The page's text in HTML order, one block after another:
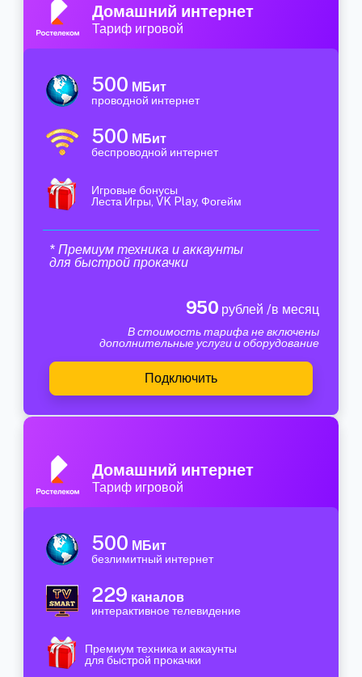
Домашний интернет
Тариф игровой
500 МБит
проводной интернет
500 МБит
беспроводной интернет
Игровые бонусы
Леста Игры, VK Play, Фогейм
* Премиум техника и аккаунты
для быстрой прокачки
950 рублей /в месяц
В стоимость тарифа не включены
дополнительные услуги и оборудование
Подключить
Домашний интернет
Тариф игровой
500 МБит
безлимитный интернет
229 каналов
интерактивное телевидение
Премиум техника и аккаунты
для быстрой прокачки